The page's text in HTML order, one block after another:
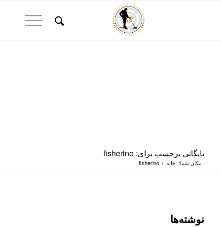
بایگانی برچسب برای: fisherino
مکان شما: خانه /
fisherino
نوشته‌ها